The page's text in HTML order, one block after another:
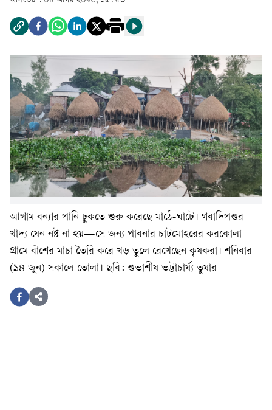
আগাম বন্যার পানি ঢুকতে শুরু করেছে মাঠে-ঘাটে। গবাদিপশুর
খাদ্য যেন নষ্ট না হয়—সে জন্য পাবনার চাটমোহরের করকোলা
গ্রামে বাঁশের মাচা তৈরি করে খড় তুলে রেখেছেন কৃষকরা। শনিবার
(১৪ জুন) সকালে তোলা। ছবি: শুভাশীষ ভট্টাচার্য্য তুষার